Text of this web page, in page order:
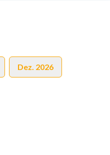
Flachbildfernseher und
drei Schlafzimmer, die alle
sind. Zwei Schlafzimmer
ein Zimmer ist
und eine Toilette. Es
die Treppe mit (kleinen)
Dez. 2026